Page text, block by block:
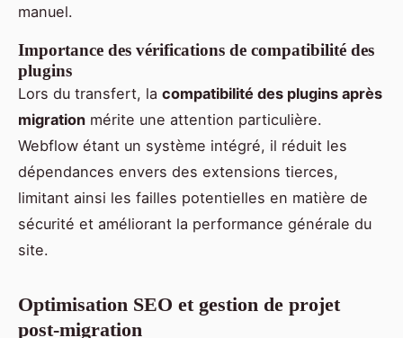
manuel.
Importance des vérifications de compatibilité des
plugins
Lors du transfert, la compatibilité des plugins après
migration mérite une attention particulière.
Webflow étant un système intégré, il réduit les
dépendances envers des extensions tierces,
limitant ainsi les failles potentielles en matière de
sécurité et améliorant la performance générale du
site.
Optimisation SEO et gestion de projet
post-migration